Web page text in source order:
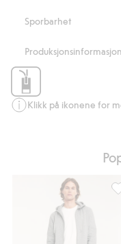
Sporbarhet
Produksjonsinformasjon
Klikk på ikonene for